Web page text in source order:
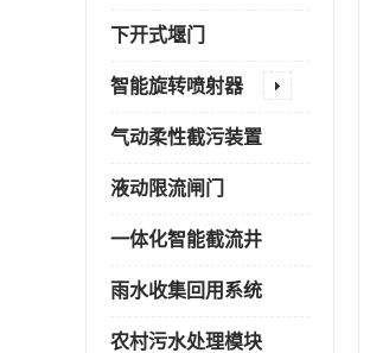
下开式堰门
智能旋转喷射器
气动柔性截污装置
液动限流闸门
一体化智能截流井
雨水收集回用系统
农村污水处理模块